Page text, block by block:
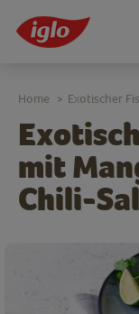
mit
Chili-
Home > Exotischer